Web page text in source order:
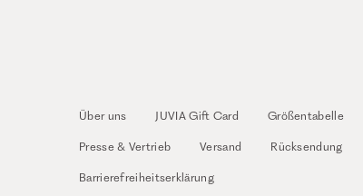
Über uns JUVIA Gift Card Größentabelle
Presse & Vertrieb Versand Rücksendung
Barrierefreiheitserklärung